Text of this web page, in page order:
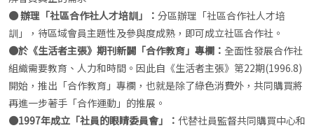
● 辦理「社區合作社人才培訓」： 分區辦理「社區合作社人才培
訓」，待區域會員主題性及參與度成熟，即可成立社區合作社。
●於《生活者主張》期刊新闢「合作教育」專欄： 全面性發展合作社
組織需要教育、人力和時間。因此自《生活者主張》第22期(1996.8)
開始，推出「合作教育」專欄，也就是除了綠色消費外，共同購買將
再進一步著手「合作運動」的推展。
●1997年成立「社員的眼睛委員會」： 代替社員監督共同購買中心和